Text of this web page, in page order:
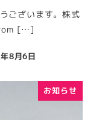
ございます。株式
[…]
8月6日
お知らせ